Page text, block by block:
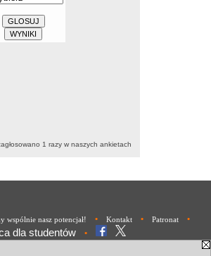
1 razy w naszych ankietach
wspólnie nasz potencjał! • Kontakt • Patronat •
dla studentów •